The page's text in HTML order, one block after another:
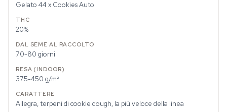
Gelato 44 x Cookies Auto
20%
70-80 giorni
375-450 g/m²
Allegra, terpeni di cookie dough, la più veloce della linea